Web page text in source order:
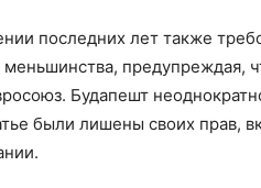
последних лет также
меньшинства, предупреждая,
Будапешт
были лишены своих прав,